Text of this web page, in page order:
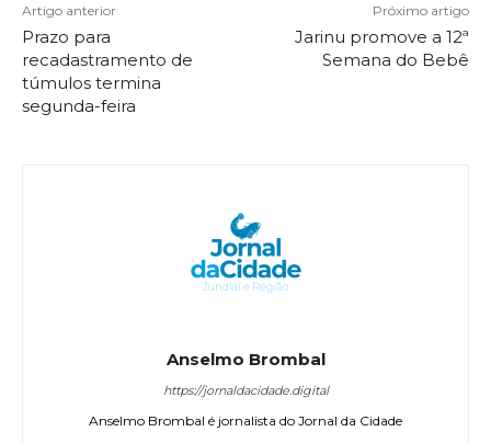
Artigo anterior
Prazo para
recadastramento de
túmulos termina
segunda-feira
Próximo artigo
Jarinu promove a 12ª
Semana do Bebê
Anselmo Brombal
https://jornaldacidade.digital
Anselmo Brombal é jornalista do Jornal da Cidade